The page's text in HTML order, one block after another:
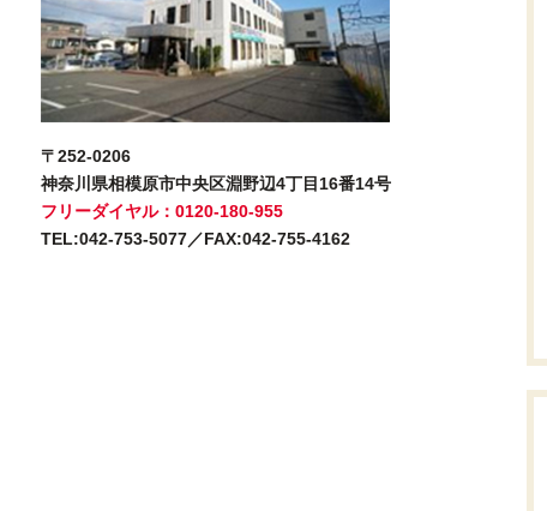
〒252-0206
神奈川県相模原市中央区淵野辺4丁目16番14号
フリーダイヤル：0120-180-955
TEL:042-753-5077／FAX:042-755-4162